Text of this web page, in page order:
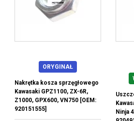
ORYGINAŁ
Nakrętka kosza sprzęgłowego
Kawasaki GPZ1100, ZX-6R,
Z1000, GPX600, VN750 [OEM:
920151555]
Ninja